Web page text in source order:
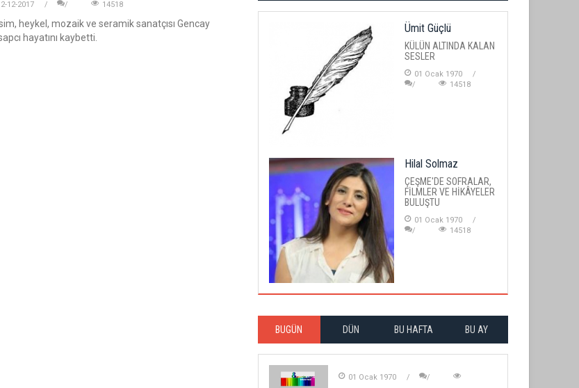
12-2017 14518
heykel, mozaik ve seramik sanatçısı Gencay
hayatını kaybetti.
Ümit Güçlü
KÜLÜN ALTINDA KALAN
SESLER
01 Ocak 1970
14518
Hilal Solmaz
ÇEŞME'DE SOFRALAR,
FİLMLER VE HİKÂYELER
BULUŞTU
01 Ocak 1970
14518
BUGÜN DÜN BU HAFTA BU AY
01 Ocak 1970